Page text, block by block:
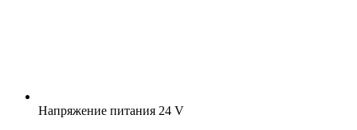
Напряжение питания 24 V